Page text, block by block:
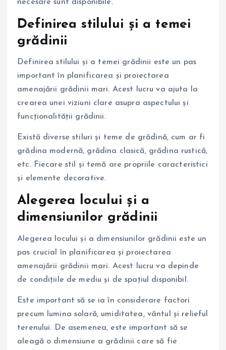
necesare sunt disponibile.
Definirea stilului și a temei
grădinii
Definirea stilului și a temei grădinii este un pas
important în planificarea și proiectarea
amenajării grădinii mari. Acest lucru va ajuta la
crearea unei viziuni clare asupra aspectului și
funcționalității grădinii.
Există diverse stiluri și teme de grădină, cum ar fi
grădina modernă, grădina clasică, grădina rustică,
etc. Fiecare stil și temă are propriile caracteristici
și elemente decorative.
Alegerea locului și a
dimensiunilor grădinii
Alegerea locului și a dimensiunilor grădinii este un
pas crucial în planificarea și proiectarea
amenajării grădinii mari. Acest lucru va depinde
de condițiile de mediu și de spațiul disponibil.
Este important să se ia în considerare factori
precum lumina solară, umiditatea, vântul și relieful
terenului. De asemenea, este important să se
aleagă o dimensiune a grădinii care să fie